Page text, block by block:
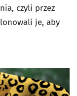
czyli przez
je, aby